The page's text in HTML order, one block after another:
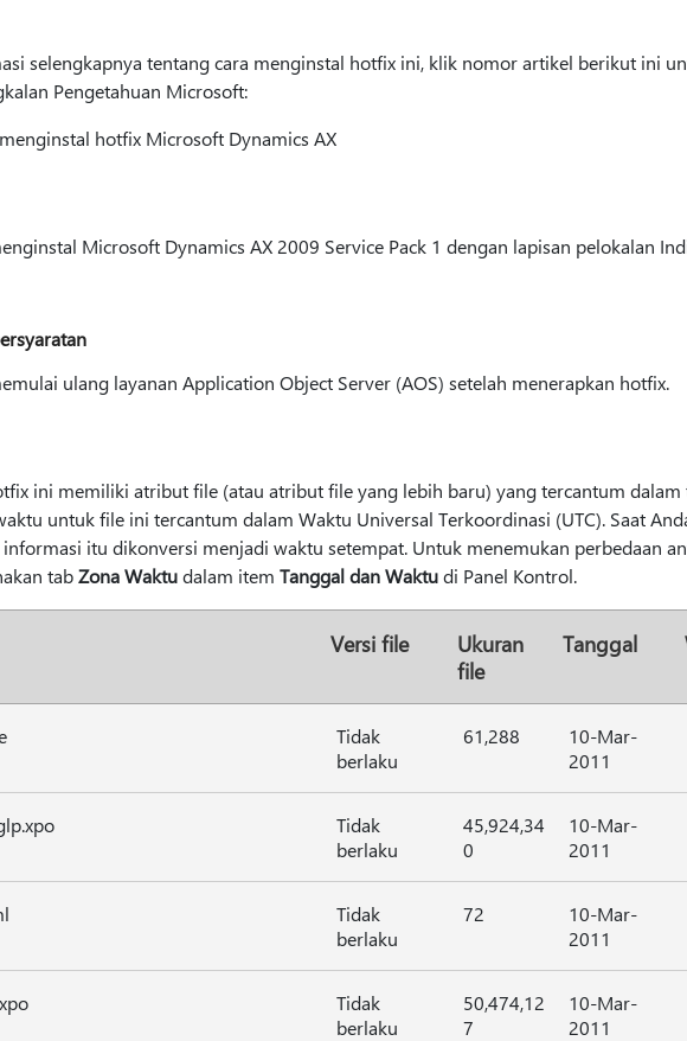
selengkapnya tentang cara menginstal hotfix ini, klik nomor artikel berikut ini
Pengetahuan Microsoft:
hotfix Microsoft Dynamics AX
Microsoft Dynamics AX 2009 Service Pack 1 dengan lapisan pelokalan
ulang layanan Application Object Server (AOS) setelah menerapkan hotfix.
ini memiliki atribut file (atau atribut file yang lebih baru) yang tercantum dalam
untuk file ini tercantum dalam Waktu Universal Terkoordinasi (UTC). Saat
itu dikonversi menjadi waktu setempat. Untuk menemukan perbedaan
tabZona Waktudalam item Tanggal dan Waktudi Panel Kontrol.
Versi file
Ukuran
file
Tanggal
Tidak
berlaku
61,288
10-Mar-
2011
Tidak
berlaku
45,924,34
0
10-Mar-
2011
Tidak
berlaku
72
10-Mar-
2011
Tidak
berlaku
50,474,12
7
10-Mar-
2011